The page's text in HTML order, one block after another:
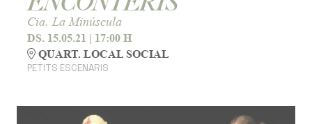
Cia. La Minúscula
DS. 15.05.21 | 17:00 H
QUART. LOCAL SOCIAL
PETITS ESCENARIS